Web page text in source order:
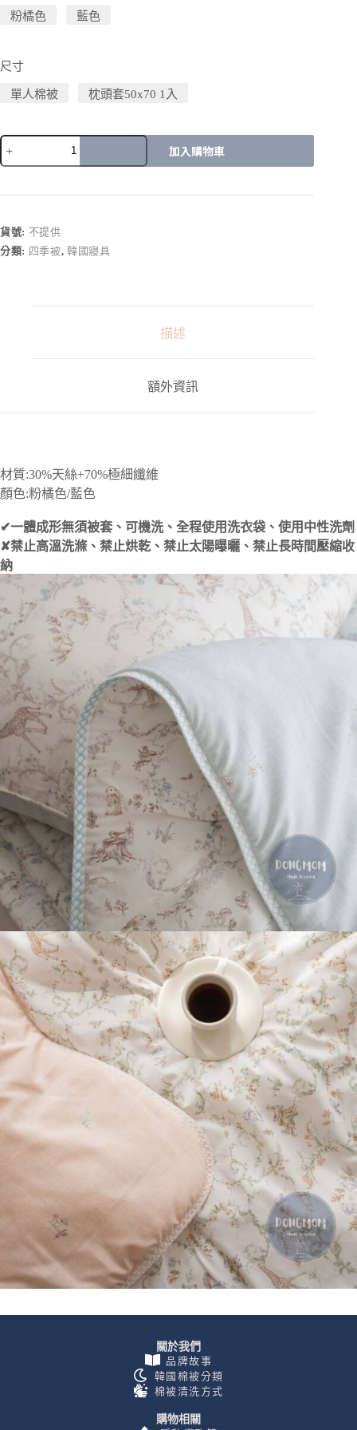
粉橘色 藍色
尺寸
單人棉被 枕頭套50x70 1入
加入購物車
r
n
a
貨號: 不提供
分類: 四季被, 韓國寢具
描述
額外資訊
材質:30%天絲+70%極細纖維
顏色:粉橘色/藍色
✔一體成形無須被套、可機洗、全程使用洗衣袋、使用中性洗劑
✘禁止高溫洗滌、禁止烘乾、禁止太陽曝曬、禁止長時間壓縮收
納
關於我們
品牌故事
韓國棉被分類
棉被清洗方式
購物相關